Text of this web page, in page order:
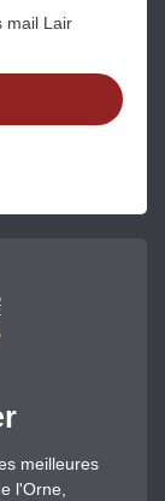
mail Lair
meilleures
l'Orne,